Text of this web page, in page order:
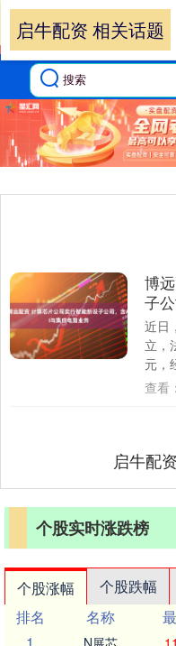
启牛配资 相关话题
博
子
近日
立，
元，
能应
查看：
启牛配
个股实时涨跌榜
个股涨幅 个股跌幅
排名
名称